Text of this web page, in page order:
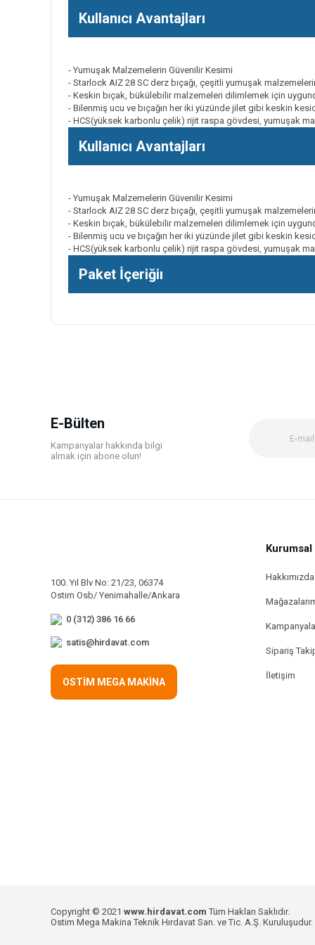
Kullanıcı Avantajları
- Yumuşak Malzemelerin Güvenilir Kesimi
- Starlock AIZ 28 SC derz bıçağı, çeşitli yumuşak
- Keskin bıçak, bükülebilir malzemeleri dilimlemek için
- Bilenmiş ucu ve bıçağın her iki yüzünde jilet gibi keskin
- HCS(yüksek karbonlu çelik) rijit raspa gövdesi, yumuşak
Kullanıcı Avantajları
- Yumuşak Malzemelerin Güvenilir Kesimi
- Starlock AIZ 28 SC derz bıçağı, çeşitli yumuşak
- Keskin bıçak, bükülebilir malzemeleri dilimlemek için
- Bilenmiş ucu ve bıçağın her iki yüzünde jilet gibi keskin
- HCS(yüksek karbonlu çelik) rijit raspa gövdesi, yumuşak
Paket İçeriğiı
Bu ürünün fiyat bilgisi, resim, ürün açıklamalarında ve diğer
Bu ürüne benzer farklı alternatifler olmalı.
E-Bülten
Kampanyalar hakkında bilgi
almak için abone olun!
100. Yıl Blv No: 21/23, 06374
Ostim Osb/ Yenimahalle/Ankara
0 (312) 386 16 66
satis@hirdavat.com
OSTİM MEGA MAKİNA
Kurumsal
Hakkımızda
Sipariş
İletişim
Copyright © 2021 www.hirdavat.com Tüm Hakları Saklıdır.
Ostim Mega Makina Teknik Hırdavat San. ve Tic. A.Ş. Kuruluşudur.